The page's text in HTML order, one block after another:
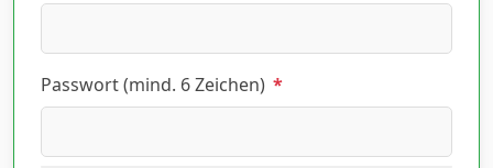
Passwort (mind. 6 Zeichen) *